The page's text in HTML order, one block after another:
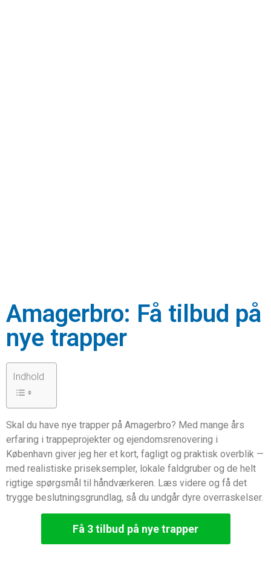
Amagerbro: Få tilbud på
nye trapper
Indhold
Skal du have nye trapper på Amagerbro? Med mange års
erfaring i trappeprojekter og ejendomsrenovering i
København giver jeg her et kort, fagligt og praktisk overblik —
med realistiske priseksempler, lokale faldgruber og de helt
rigtige spørgsmål til håndværkeren. Læs videre og få det
trygge beslutningsgrundlag, så du undgår dyre overraskelser.
Få 3 tilbud på nye trapper